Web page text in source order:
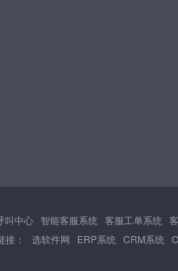
叫中心 智能客服系统 客服工单系统
接：
选软件网 ERP系统 CRM系统